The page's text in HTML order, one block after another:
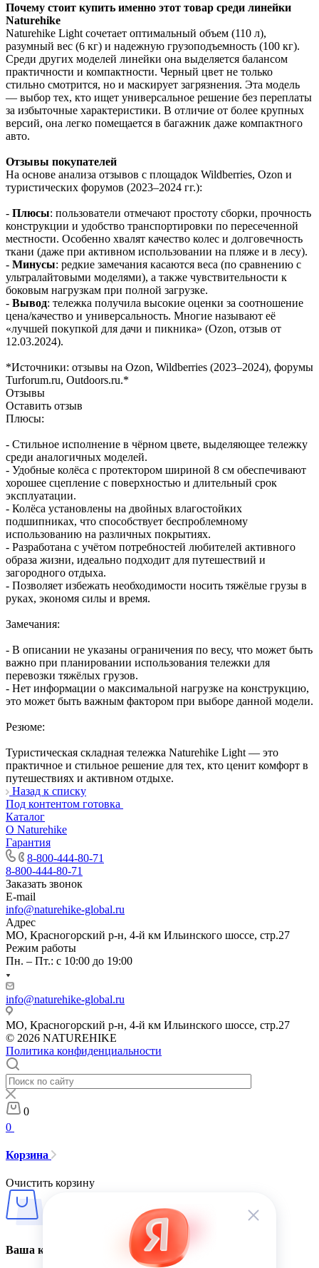
Почему стоит купить именно этот товар среди линейки
Naturehike
Naturehike Light сочетает оптимальный объем (110 л),
разумный вес (6 кг) и надежную грузоподъемность (100 кг).
Среди других моделей линейки она выделяется балансом
практичности и компактности. Черный цвет не только
стильно смотрится, но и маскирует загрязнения. Эта модель
— выбор тех, кто ищет универсальное решение без переплаты
за избыточные характеристики. В отличие от более крупных
версий, она легко помещается в багажник даже компактного
авто.
Отзывы покупателей
На основе анализа отзывов с площадок Wildberries, Ozon и
туристических форумов (2023–2024 гг.):
- Плюсы: пользователи отмечают простоту сборки, прочность
конструкции и удобство транспортировки по пересеченной
местности. Особенно хвалят качество колес и долговечность
ткани (даже при активном использовании на пляже и в лесу).
- Минусы: редкие замечания касаются веса (по сравнению с
ультралайтовыми моделями), а также чувствительности к
боковым нагрузкам при полной загрузке.
- Вывод: тележка получила высокие оценки за соотношение
цена/качество и универсальность. Многие называют её
«лучшей покупкой для дачи и пикника» (Ozon, отзыв от
12.03.2024).
*Источники: отзывы на Ozon, Wildberries (2023–2024), форумы
Turforum.ru, Outdoors.ru.*
Отзывы
Оставить отзыв
Плюсы:
- Стильное исполнение в чёрном цвете, выделяющее тележку
среди аналогичных моделей.
- Удобные колёса с протектором шириной 8 см обеспечивают
хорошее сцепление с поверхностью и длительный срок
эксплуатации.
- Колёса установлены на двойных влагостойких
подшипниках, что способствует беспроблемному
использованию на различных покрытиях.
- Разработана с учётом потребностей любителей активного
образа жизни, идеально подходит для путешествий и
загородного отдыха.
- Позволяет избежать необходимости носить тяжёлые грузы в
руках, экономя силы и время.
Замечания:
- В описании не указаны ограничения по весу, что может быть
важно при планировании использования тележки для
перевозки тяжёлых грузов.
- Нет информации о максимальной нагрузке на конструкцию,
это может быть важным фактором при выборе данной модели.
Резюме:
Туристическая складная тележка Naturehike Light — это
практичное и стильное решение для тех, кто ценит комфорт в
путешествиях и активном отдыхе.
Назад к списку
Под контентом готовка
Каталог
О Naturehike
Гарантия
8-800-444-80-71
8-800-444-80-71
Заказать звонок
E-mail
info@naturehike-global.ru
Адрес
МО, Красногорский р-н, 4-й км Ильинского шоссе, стр.27
Режим работы
Пн. – Пт.: с 10:00 до 19:00
info@naturehike-global.ru
МО, Красногорский р-н, 4-й км Ильинского шоссе, стр.27
© 2026 NATUREHIKE
Политика конфиденциальности
0
0
Корзина
Очистить корзину
Ваша корзина пуста